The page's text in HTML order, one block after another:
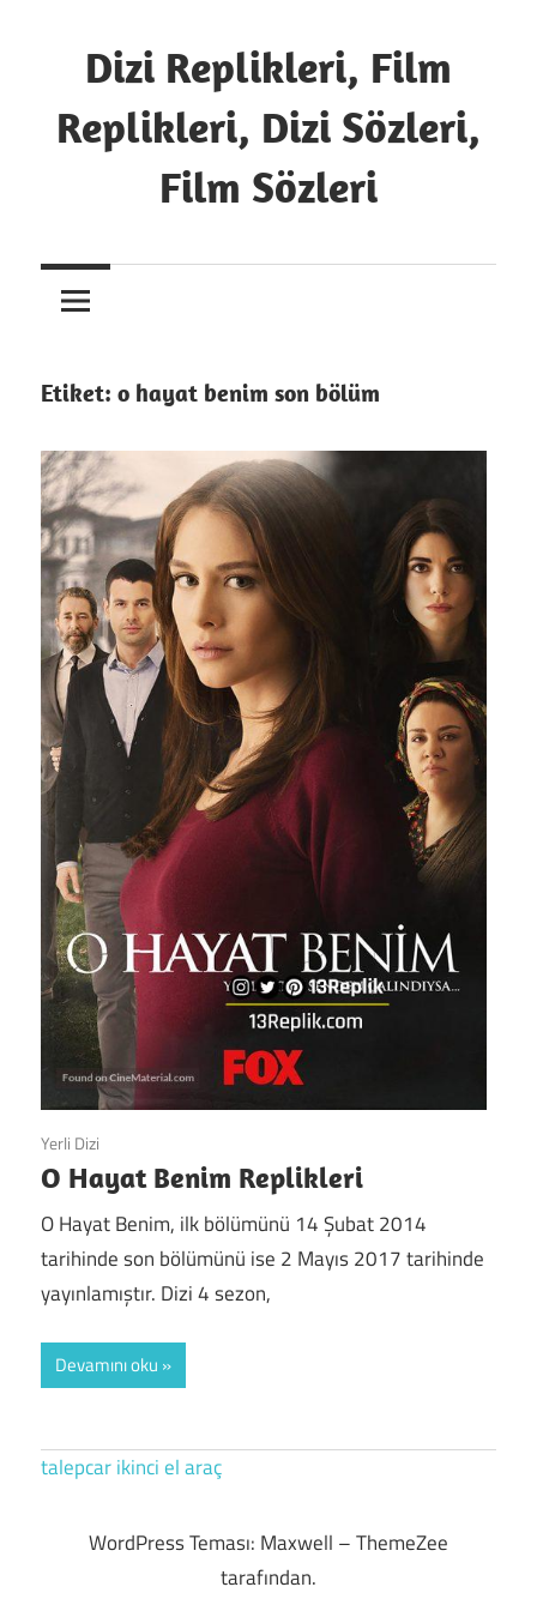
Dizi Replikleri, Film
Replikleri, Dizi Sözleri,
Film Sözleri
Replik
Etiket: o hayat benim son bölüm
Yerli Dizi
O Hayat Benim Replikleri
O Hayat Benim, ilk bölümünü 14 Şubat 2014
tarihinde son bölümünü ise 2 Mayıs 2017 tarihinde
yayınlamıştır. Dizi 4 sezon,
Devamını oku
talepcarikinci el araç
WordPress Teması: Maxwell – ThemeZee
tarafından.